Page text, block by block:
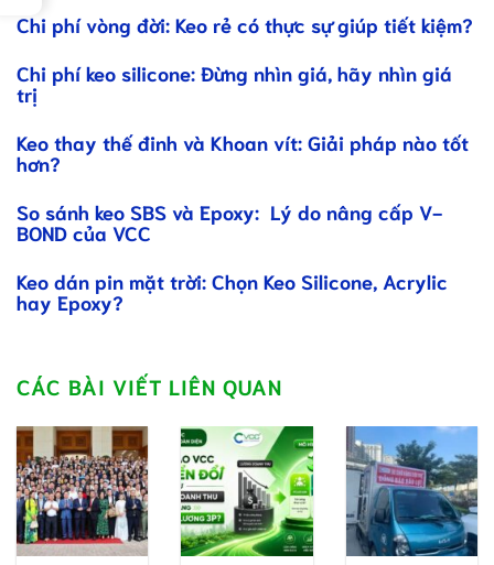
Chi phí vòng đời: Keo rẻ có thực sự giúp tiết kiệm?
Chi phí keo silicone: Đừng nhìn giá, hãy nhìn giá
trị
Keo thay thế đinh và Khoan vít: Giải pháp nào tốt
hơn?
So sánh keo SBS và Epoxy: Lý do nâng cấp V-
BOND của VCC
Keo dán pin mặt trời: Chọn Keo Silicone, Acrylic
hay Epoxy?
CÁC BÀI VIẾT LIÊN QUAN